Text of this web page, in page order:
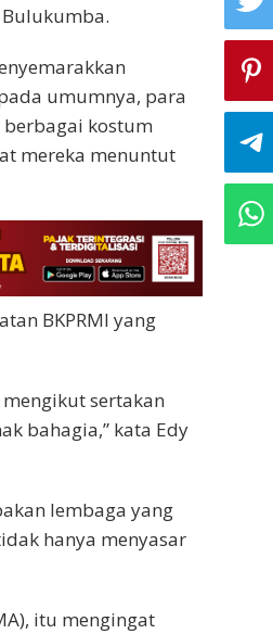
Bulukumba.
umumnya, para
berbagai kostum
mereka menuntut
BKPRMI yang
mengikut sertakan
bahagia,” kata Edy
lembaga yang
hanya menyasar
itu mengingat